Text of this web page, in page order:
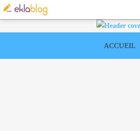
ACCUEIL